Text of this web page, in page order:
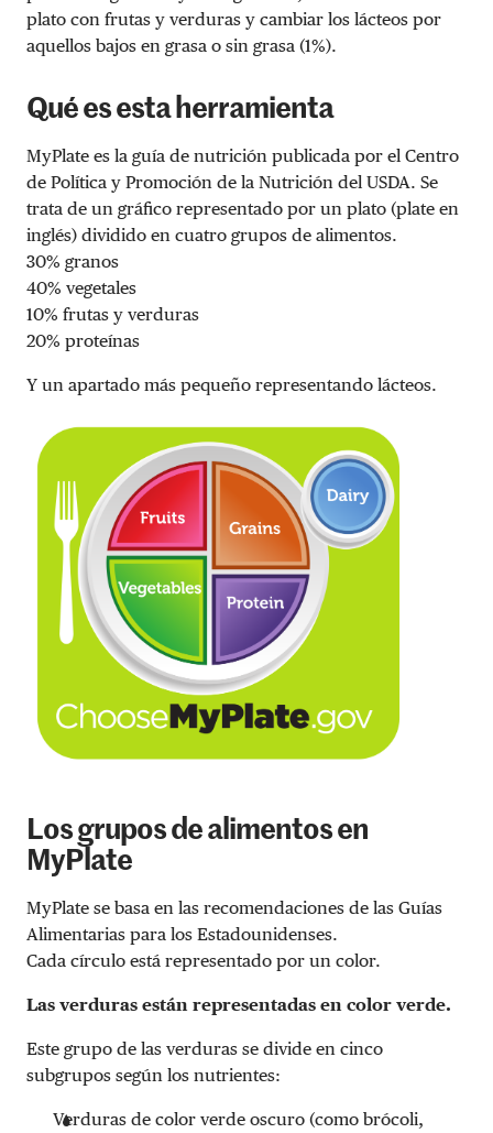
plato con frutas y verduras y cambiar los lácteos por
aquellos bajos en grasa o sin grasa (1%).
Qué es esta herramienta
MyPlate es la guía de nutrición publicada por el Centro
de Política y Promoción de la Nutrición del USDA. Se
trata de un gráfico representado por un plato (plate en
inglés) dividido en cuatro grupos de alimentos.
30% granos
40% vegetales
10% frutas y verduras
20% proteínas
Y un apartado más pequeño representando lácteos.
Los grupos de alimentos en
MyPlate
MyPlate se basa en las recomendaciones de las Guías
Alimentarias para los Estadounidenses.
Cada círculo está representado por un color.
Las verduras están representadas en color verde.
Este grupo de las verduras se divide en cinco
subgrupos según los nutrientes:
Verduras de color verde oscuro (como brócoli,